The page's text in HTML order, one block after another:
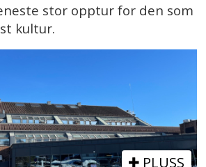
stor opptur for den som
kultur.
PLUSS